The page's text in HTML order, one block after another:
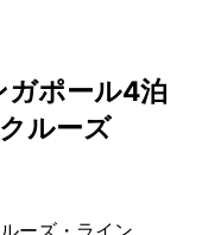
ポール4泊
ルーズ
ーズ・ライン